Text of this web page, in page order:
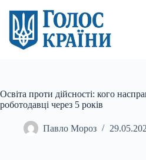
вмісту
Освіта проти дійсності: кого
роботодавці через 5 років
Павло Мороз